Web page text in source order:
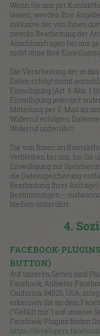
Wenn Sie uns per
lassen, werden Ihre
inklusive der von Ihnen
zwecks Bearbeitung der
Anschlussfragen bei uns
nicht ohne Ihre
Die Verarbeitung der in
Daten erfolgt somit
Einwilligung (Art. 6 Abs. 1
Einwilligung jederzeit
Mitteilung per E-Mail an
Widerruf erfolgten
Widerruf unberührt.
Die von Ihnen im
verbleiben bei uns, bis Sie
Einwilligung zur
die Datenspeicherung
Bearbeitung Ihrer
Bestimmungen –
bleiben unberührt.
4.
FACEBOOK-
BUTTON)
Auf unseren Seiten sind
Facebook, Anbieter
California 94025, USA,
erkennen Sie an dem
("Gefällt mir") auf unserer
Facebook-Plugins finden
https://